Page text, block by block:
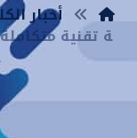
أخبار
ة تقنية